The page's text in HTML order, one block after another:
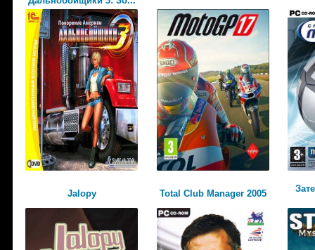
Jalopy Total Club Manager 2005